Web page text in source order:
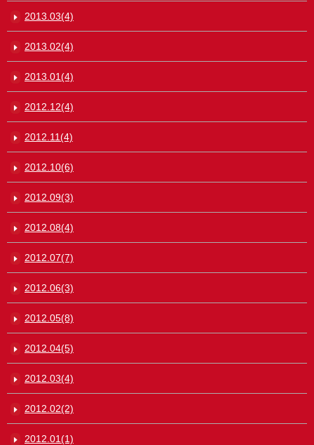
2013.03(4)
2013.02(4)
2013.01(4)
2012.12(4)
2012.11(4)
2012.10(6)
2012.09(3)
2012.08(4)
2012.07(7)
2012.06(3)
2012.05(8)
2012.04(5)
2012.03(4)
2012.02(2)
2012.01(1)